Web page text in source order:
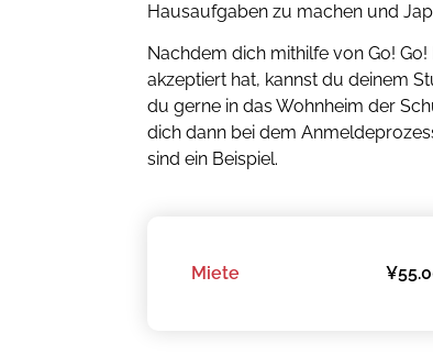
Hausaufgaben zu machen und
Nachdem dich mithilfe von Go!
akzeptiert hat, kannst du deinem
du gerne in das Wohnheim der
dich dann bei dem
sind ein Beispiel.
Miete